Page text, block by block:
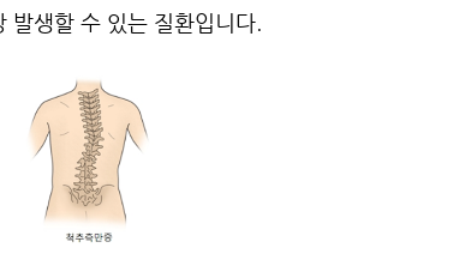
발생할 수 있는 질환입니다.